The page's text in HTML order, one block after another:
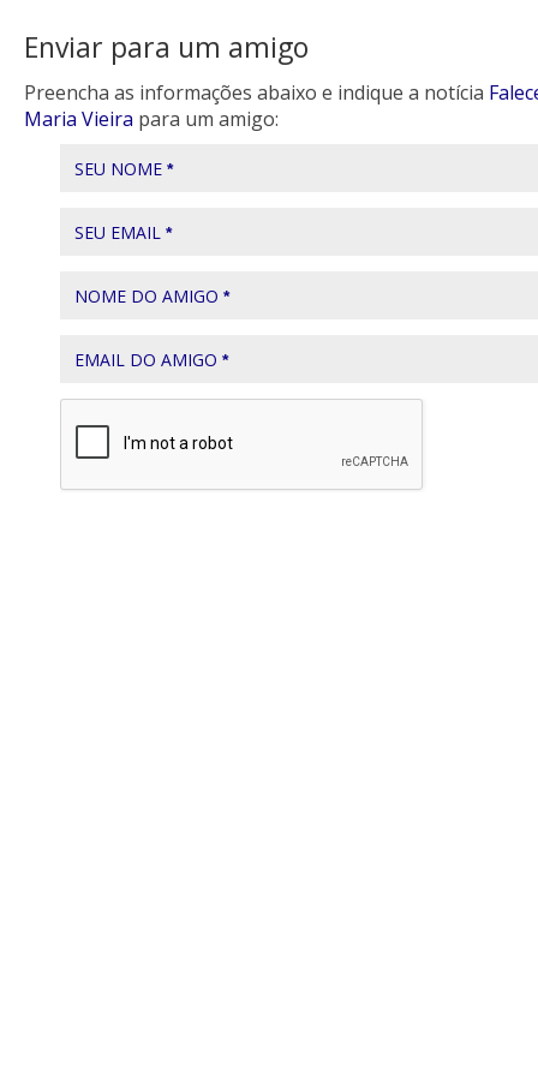
Enviar para um amigo
Preencha as informações abaixo e indique a notícia
Maria Vieira para um amigo:
SEU NOME *
SEU EMAIL *
NOME DO AMIGO *
EMAIL DO AMIGO *